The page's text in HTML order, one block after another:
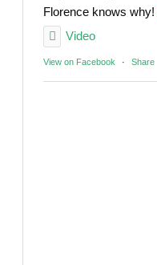
Florence knows why!
Video
View on Facebook · Share